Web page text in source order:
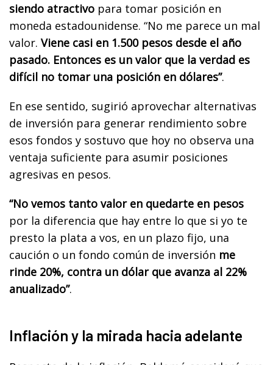
siendo atractivo para tomar posición en
moneda estadounidense. “No me parece un mal
valor. Viene casi en 1.500 pesos desde el año
pasado. Entonces es un valor que la verdad es
difícil no tomar una posición en dólares”.
En ese sentido, sugirió aprovechar alternativas
de inversión para generar rendimiento sobre
esos fondos y sostuvo que hoy no observa una
ventaja suficiente para asumir posiciones
agresivas en pesos.
“No vemos tanto valor en quedarte en pesos
por la diferencia que hay entre lo que si yo te
presto la plata a vos, en un plazo fijo, una
caución o un fondo común de inversión me
rinde 20%, contra un dólar que avanza al 22%
anualizado”.
Inflación y la mirada hacia adelante